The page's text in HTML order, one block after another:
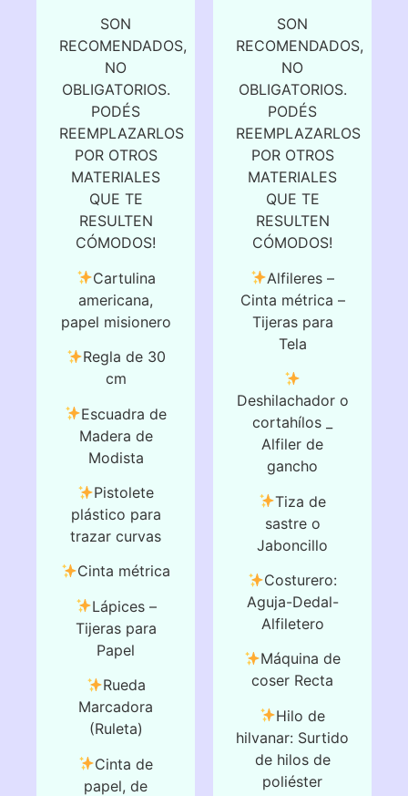
SON
RECOMENDADOS,
NO
OBLIGATORIOS.
PODÉS
REEMPLAZARLOS
POR OTROS
MATERIALES
QUE TE
RESULTEN
CÓMODOS!
Cartulina
americana,
papel misionero
Regla de 30
cm
Escuadra de
Madera de
Modista
Pistolete
plástico para
trazar curvas
Cinta métrica
Lápices –
Tijeras para
Papel
Rueda
Marcadora
(Ruleta)
Cinta de
papel, de
SON
RECOMENDADOS,
NO
OBLIGATORIOS.
PODÉS
REEMPLAZARLOS
POR OTROS
MATERIALES
QUE TE
RESULTEN
CÓMODOS!
Alfileres –
Cinta métrica –
Tijeras para
Tela
Deshilachador o
cortahílos _
Alfiler de
gancho
Tiza de
sastre o
Jaboncillo
Costurero:
Aguja-Dedal-
Alfiletero
Máquina de
coser Recta
Hilo de
hilvanar: Surtido
de hilos de
poliéster